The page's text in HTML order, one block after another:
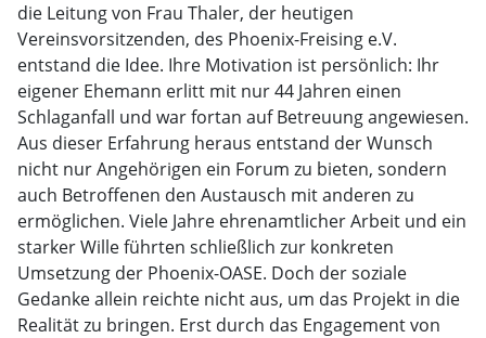
die Leitung von Frau Thaler, der heutigen
Vereinsvorsitzenden, des Phoenix-Freising e.V.
entstand die Idee. Ihre Motivation ist persönlich: Ihr
eigener Ehemann erlitt mit nur 44 Jahren einen
Schlaganfall und war fortan auf Betreuung angewiesen.
Aus dieser Erfahrung heraus entstand der Wunsch
nicht nur Angehörigen ein Forum zu bieten, sondern
auch Betroffenen den Austausch mit anderen zu
ermöglichen. Viele Jahre ehrenamtlicher Arbeit und ein
starker Wille führten schließlich zur konkreten
Umsetzung der Phoenix-OASE. Doch der soziale
Gedanke allein reichte nicht aus, um das Projekt in die
Realität zu bringen. Erst durch das Engagement von